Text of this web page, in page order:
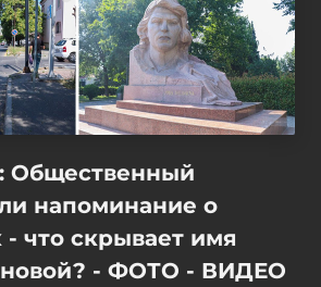
Общественный
напоминание о
- что скрывает имя
- ФОТО - ВИДЕО